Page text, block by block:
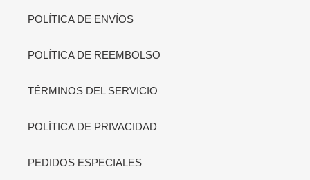
POLÍTICA DE ENVÍOS
POLÍTICA DE REEMBOLSO
TÉRMINOS DEL SERVICIO
POLÍTICA DE PRIVACIDAD
PEDIDOS ESPECIALES